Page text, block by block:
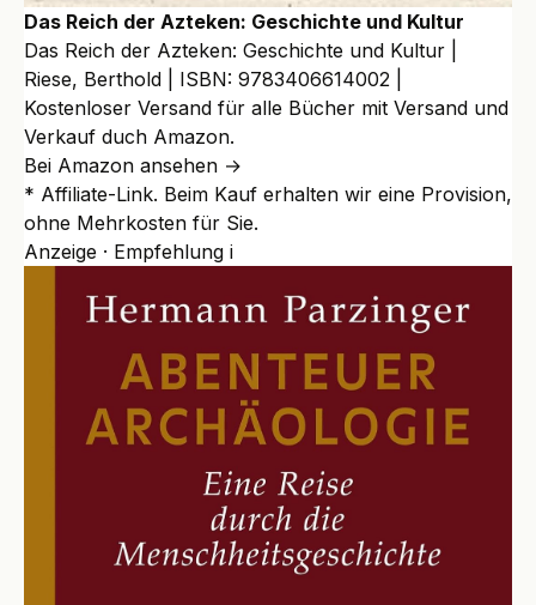
Das Reich der Azteken: Geschichte und Kultur
Das Reich der Azteken: Geschichte und Kultur |
Riese, Berthold | ISBN: 9783406614002 |
Kostenloser Versand für alle Bücher mit Versand und
Verkauf duch Amazon.
Bei Amazon ansehen →
* Affiliate-Link. Beim Kauf erhalten wir eine Provision,
ohne Mehrkosten für Sie.
Anzeige · Empfehlung i